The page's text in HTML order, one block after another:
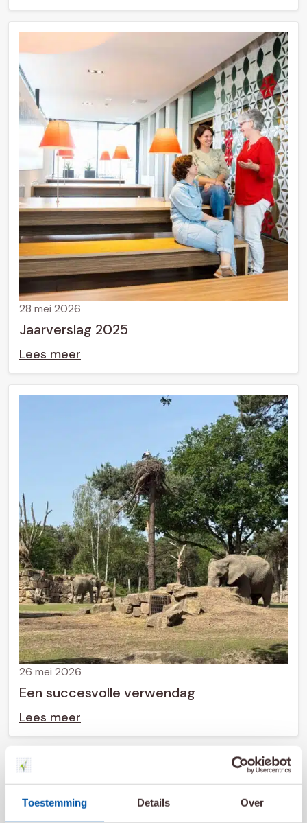
Toestemming Details Over
Jaarverslag 2025
28 mei 2026
Lees meer
Een succesvolle verwendag
26 mei 2026
Lees meer